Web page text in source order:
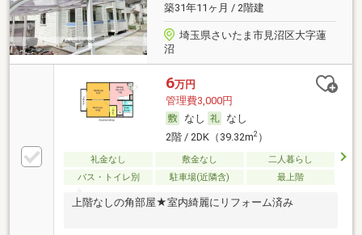
築31年11ヶ月 / 2階建
埼玉県さいたま市見沼区大字蓮
沼
6万円
管理費3,000円
なし
なし
2階 / 2DK（39.32m2）
礼金なし 敷金なし
二人暮らし
バス・トイレ別
駐車場(近隣含) 最上階
上階なしの角部屋★室内綺麗にリフォーム済み